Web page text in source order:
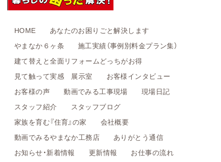
HOME
あなたのお困りごと解決します
やまなか６ヶ条
施工実績（事例別料金プラン集）
建て替えと全面リフォームどっちがお得
見て触って実感 展示室
お客様インタビュー
お客様の声
動画でみる工事現場
現場日記
スタッフ紹介
スタッフブログ
家族を育む『住育』の家
会社概要
動画でみるやまなか工務店
ありがとう通信
お知らせ・新着情報
更新情報
お仕事の流れ